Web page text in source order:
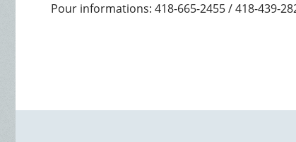
Pour informations: 418-665-2455 / 418-439-